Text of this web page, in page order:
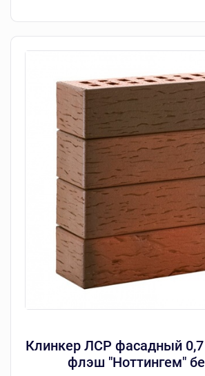
Клинкер ЛСР фасадный
флэш "Ноттингем"